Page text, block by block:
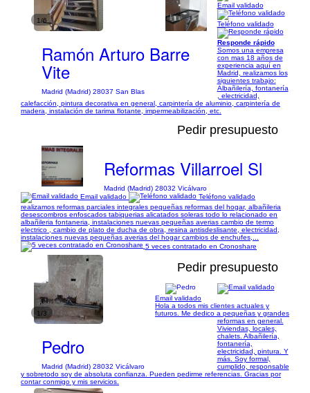
1/6
Ramón Arturo Barre
Vite
Madrid (Madrid) 28037 San Blas
Email validado
Teléfono validado
Responde rápido
Somos una empresa
con mas 18 años de
experiencia aquí en
Madrid, realizamos los
siguientes trabajo:
Albañilería, fontanería
, electricidad,
calefacción, pintura decorativa en general, carpintería de aluminio, carpintería de
madera, instalación de tarima flotante, impermeabilización, etc.
Pedir presupuesto
Reformas Villarroel Sl
Madrid (Madrid) 28032 Vicálvaro
Email validado
Teléfono validado
realizamos reformas parciales integrales pequeñas reformas del hogar, albañileria
desescombros enfoscados tabiquerias alicatados soleras todo lo relacionado en
albañileria fontaneria, instalaciones nuevas pequeñas averias cambio de termo
electrico , cambio de plato de ducha de obra, resina antisdeslisante, electricidad,
instalaciones nuevas pequeñas averias del hogar cambios de enchufes,...
5 veces contratado en Cronoshare
1/3
Pedir presupuesto
Pedro
Madrid (Madrid) 28032 Vicálvaro
Email validado
Hola a todos mis clientes actuales y
futuros. Me dedico a pequeñas y grandes
reformas en general.
Viviendas, locales,
chalets. Albañilería,
fontanería,
electricidad, pintura. Y
más. Soy formal,
cumplido, responsable
y sobretodo soy de absoluta confianza. Pueden pedirme referencias. Gracias por
contar conmigo y mis servicios.